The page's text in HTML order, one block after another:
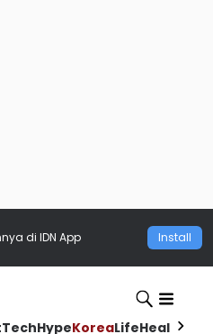
di IDN App Install
TechHypeKoreaLifeHealth